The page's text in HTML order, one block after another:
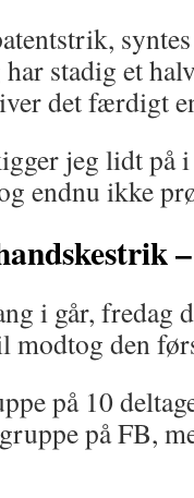
har stadig et
det færdigt
jeg lidt på
endnu ikke
i går, fredag
modtog den
på 10
på FB,